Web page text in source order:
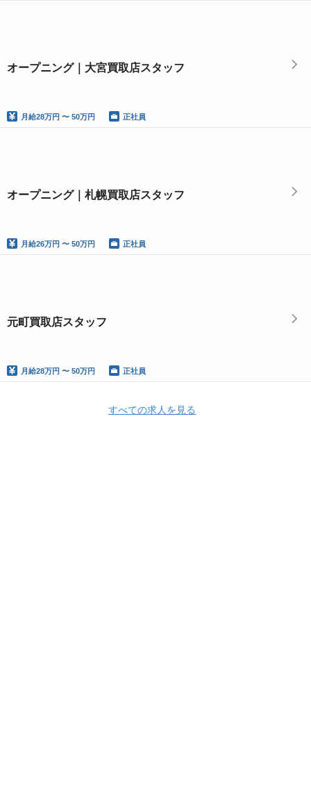
オープニング｜大宮買取店スタッフ
月給28万円 〜 50万円 正社員
オープニング｜札幌買取店スタッフ
月給26万円 〜 50万円 正社員
元町買取店スタッフ
月給28万円 〜 50万円 正社員
すべての求人を見る